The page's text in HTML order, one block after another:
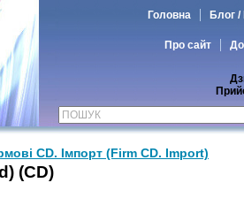
Головна Блог
Про сайт
CD. Імпорт (Firm CD. Import)
(CD)